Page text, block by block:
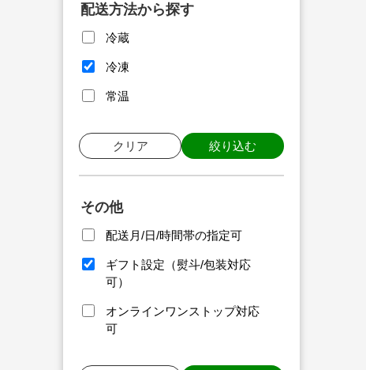
配送方法から探す
冷蔵
冷凍
常温
クリア 絞り込む
その他
配送月/日/時間帯の指定可
ギフト設定（熨斗/包装対応
可）
オンラインワンストップ対応
可